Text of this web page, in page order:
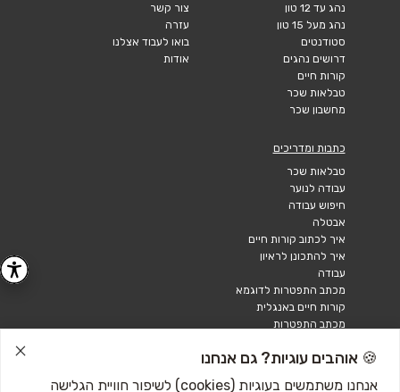
נהג עד 12 טון
נהג מעל 15 טון
סטודנטים
דרושים נהגים
קורות חיים
טבלאות שכר
מחשבון שכר
צור קשר
עזרה
בואו לעבוד אצלנו
אודות
כתבות ומדריכים
טבלאות שכר
עבודה לנוער
חיפוש עבודה
אבטלה
איך לכתוב קורות חיים
איך להתכונן לראיון
עבודה
מכתב התפטרות לדוגמא
קורות חיים באנגלית
מכתב התפטרות
🍪 אוהבים עוגיות? גם אנחנו
אנחנו משתמשים בעוגיות (cookies) לשיפור חוויית הגלישה